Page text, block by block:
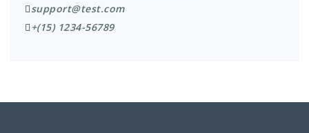
support@test.com
+(15) 1234-56789